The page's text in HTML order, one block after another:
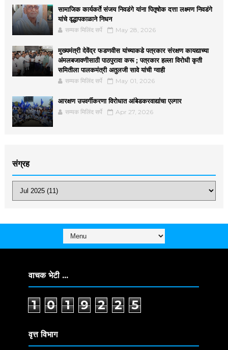
सामाजिक कार्यकर्ते संजय निवडंगे यांना पितृषोक दत्ता लक्ष्मण निवडंगे
यांचे वृद्धापकाळाने निधन
सम्यक मिलिंद सर्पे May 28, 2026
मुख्यमंत्री देवेंद्र फडणवीस यांच्याकडे पत्रकार संरक्षण कायद्याच्या
अंमलबजावणीसाठी पाठपुरावा करू ; पत्रकार हल्ला विरोधी कृती
समितीला पालकमंत्री अतुलजी सावे यांची ग्वाही
सम्यक मिलिंद सर्पे May 01, 2026
आरक्षण उपवर्गीकरणा विरोधात आंबेडकरवाद्यांचा एल्गार
सम्यक मिलिंद सर्पे Apr 27, 2026
संग्रह
वाचक भेटी ...
1 0 1 9 2 2 5
वृत्त विभाग